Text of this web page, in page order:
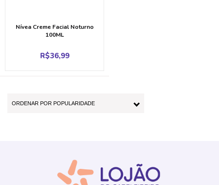
Nívea Creme Facial Noturno
100ML
R$36,99